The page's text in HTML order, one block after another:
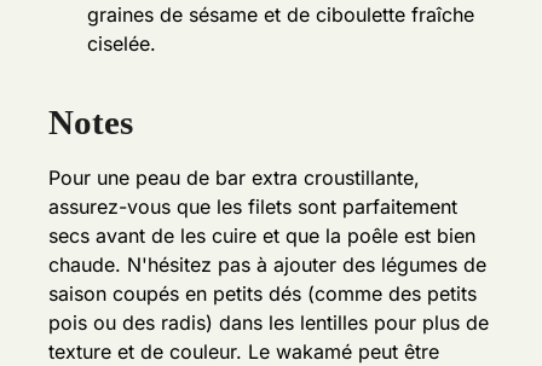
graines de sésame et de ciboulette fraîche
ciselée.
Notes
Pour une peau de bar extra croustillante,
assurez-vous que les filets sont parfaitement
secs avant de les cuire et que la poêle est bien
chaude. N'hésitez pas à ajouter des légumes de
saison coupés en petits dés (comme des petits
pois ou des radis) dans les lentilles pour plus de
texture et de couleur. Le wakamé peut être